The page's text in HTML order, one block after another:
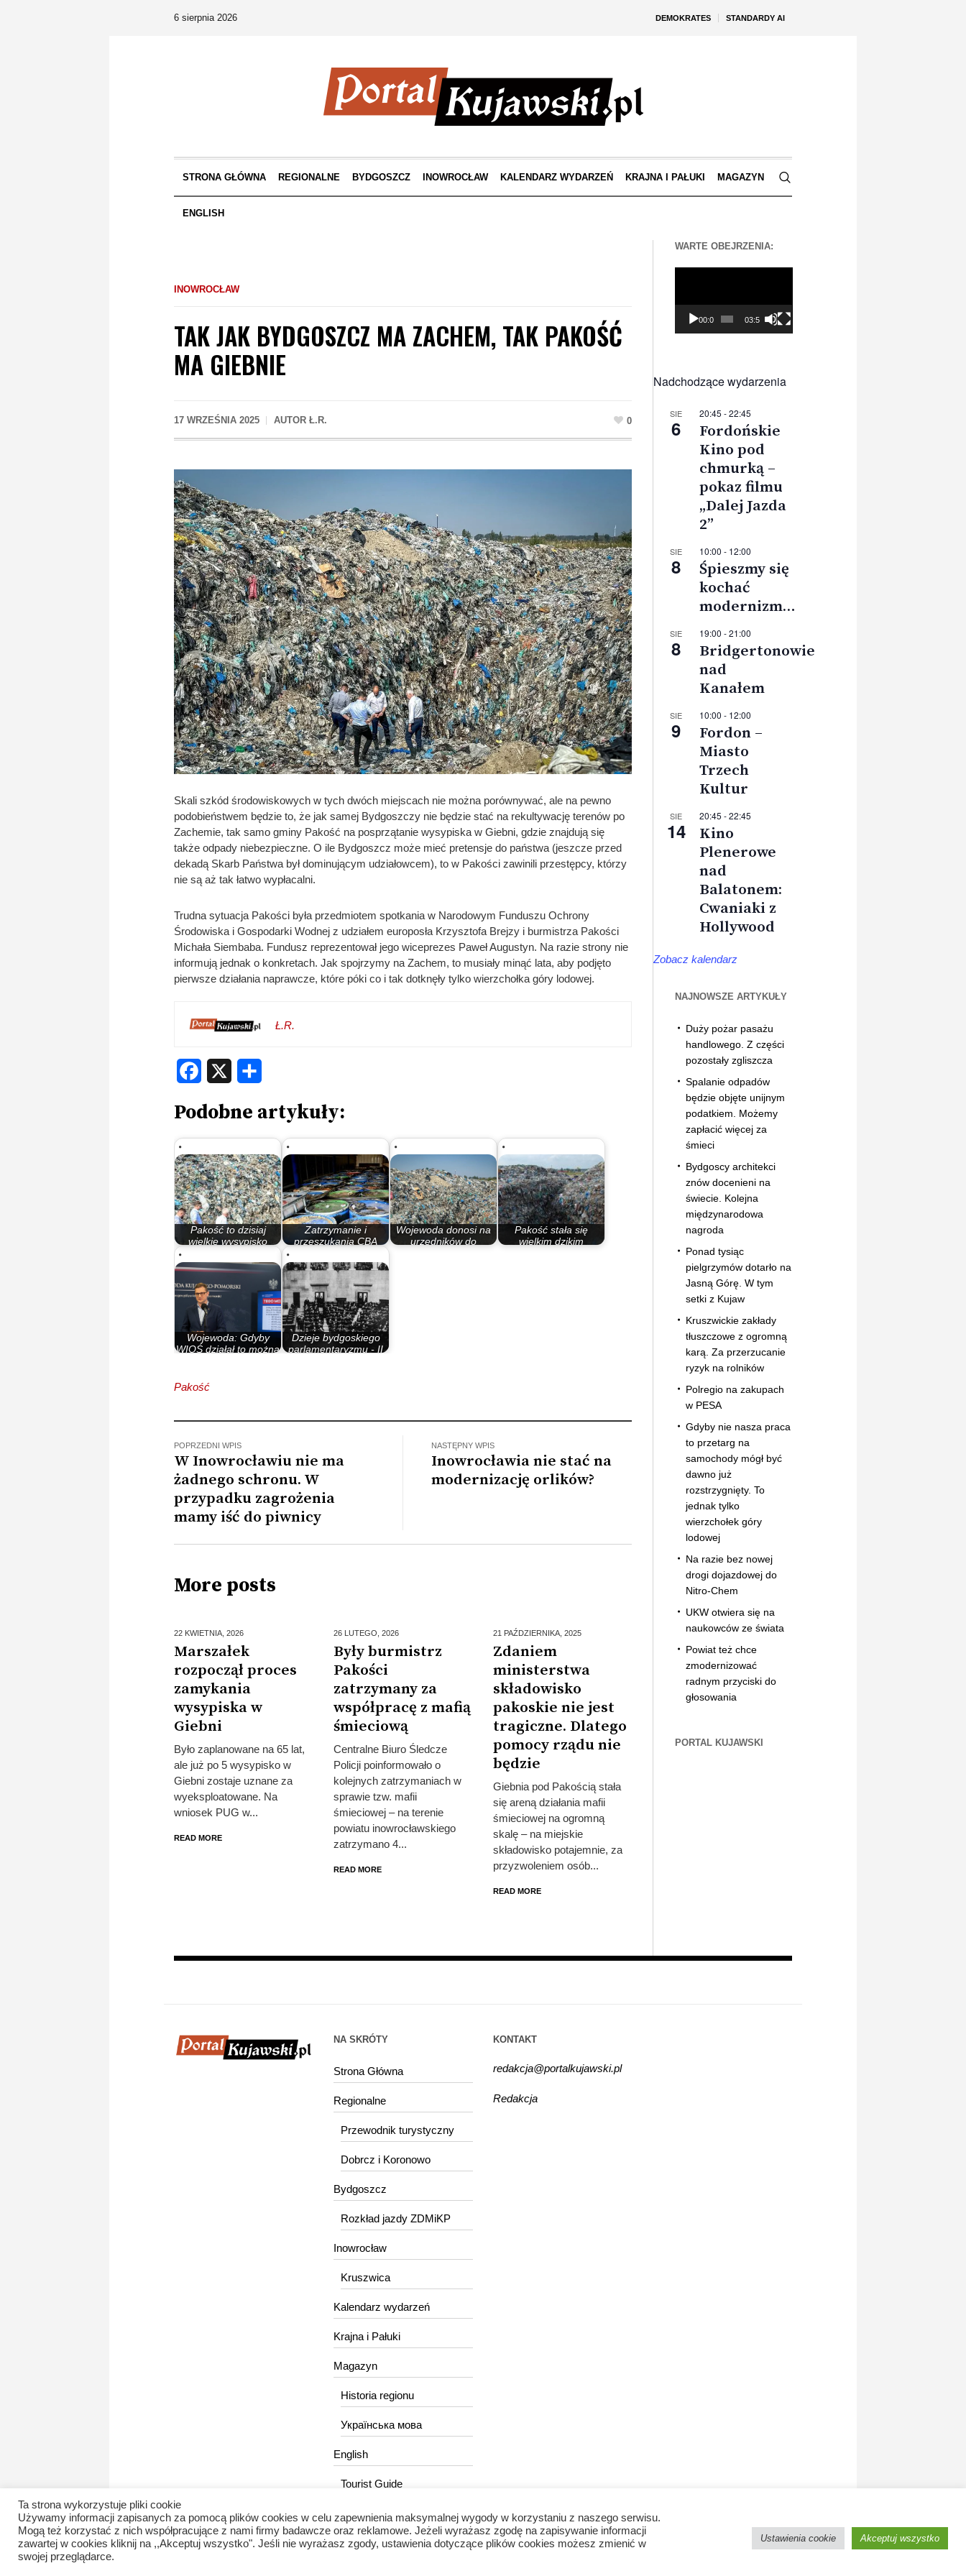
DEMOKRATES STANDARDY AI
6 sierpnia 2026
STRONA GŁÓWNA REGIONALNE BYDGOSZCZ INOWROCŁAW KALENDARZ WYDARZEŃ KRAJNA I PAŁUKI MAGAZYN
ENGLISH
INOWROCŁAW
TAK JAK BYDGOSZCZ MA ZACHEM, TAK PAKOŚĆ
MA GIEBNIE
17 WRZEŚNIA 2025 AUTOR Ł.R. 0
Skali szkód środowiskowych w tych dwóch miejscach nie można porównywać, ale na pewno
podobieństwem będzie to, że jak samej Bydgoszczy nie będzie stać na rekultywację terenów po
Zachemie, tak samo gminy Pakość na posprzątanie wysypiska w Giebni, gdzie znajdują się
także odpady niebezpieczne. O ile Bydgoszcz może mieć pretensje do państwa (jeszcze przed
dekadą Skarb Państwa był dominującym udziałowcem), to w Pakości zawinili przestępcy, którzy
nie są aż tak łatwo wypłacalni.
Trudna sytuacja Pakości była przedmiotem spotkania w Narodowym Funduszu Ochrony
Środowiska i Gospodarki Wodnej z udziałem europosła Krzysztofa Brejzy i burmistrza Pakości
Michała Siembaba. Fundusz reprezentował jego wiceprezes Paweł Augustyn. Na razie strony nie
informują jednak o konkretach. Jak spojrzymy na Zachem, to musiały minąć lata, aby podjęto
pierwsze działania naprawcze, które póki co i tak dotknęły tylko wierzchołka góry lodowej.
Ł.R.
Facebook
Podobne artykuły:
Pakość to dzisiaj
wielkie wysypisko
Zatrzymanie i
przeszukania CBA
wokół wysypiska w…
Wojewoda donosi na
urzędników do
Pakość stała się
wielkim dzikim
Wojewoda: Gdyby
WIOŚ działał to można
Dzieje bydgoskiego
parlamentaryzmu - II
Pakość
POPRZEDNI WPIS
W Inowrocławiu nie ma
żadnego schronu. W
przypadku zagrożenia
mamy iść do piwnicy
NASTĘPNY WPIS
Inowrocławia nie stać na
modernizację orlików?
More posts
22 KWIETNIA, 2026
Marszałek
rozpoczął proces
zamykania
wysypiska w
Giebni
Było zaplanowane na 65 lat,
ale już po 5 wysypisko w
Giebni zostaje uznane za
wyeksploatowane. Na
wniosek PUG w...
READ MORE
26 LUTEGO, 2026
Były burmistrz
Pakości
zatrzymany za
współpracę z mafią
śmieciową
Centralne Biuro Śledcze
Policji poinformowało o
kolejnych zatrzymaniach w
sprawie tzw. mafii
śmieciowej – na terenie
powiatu inowrocławskiego
zatrzymano 4...
READ MORE
21 PAŹDZIERNIKA, 2025
Zdaniem
ministerstwa
składowisko
pakoskie nie jest
tragiczne. Dlatego
pomocy rządu nie
będzie
Giebnia pod Pakością stała
się areną działania mafii
śmieciowej na ogromną
skalę – na miejskie
składowisko potajemnie, za
przyzwoleniem osób...
READ MORE
WARTE OBEJRZENIA:
00:00 03:56
Nadchodzące wydarzenia
SIE
6
20:45 -22:45
Fordońskie
Kino pod
chmurką –
pokaz filmu
„Dalej Jazda
2”
SIE
8
10:00 - 12:00
Śpieszmy się
kochać
modernizm…
SIE
8
19:00 -21:00
Bridgertonowie
nad
Kanałem
SIE
9
10:00 - 12:00
Fordon –
Miasto
Trzech
Kultur
SIE
14
20:45 -22:45
Kino
Plenerowe
nad
Balatonem:
Cwaniaki z
Hollywood
Zobacz kalendarz
NAJNOWSZE ARTYKUŁY
Duży pożar pasażu
handlowego. Z części
pozostały zgliszcza
Spalanie odpadów
będzie objęte unijnym
podatkiem. Możemy
zapłacić więcej za
śmieci
Bydgoscy architekci
znów docenieni na
świecie. Kolejna
międzynarodowa
nagroda
Ponad tysiąc
pielgrzymów dotarło na
Jasną Górę. W tym
setki z Kujaw
Kruszwickie zakłady
tłuszczowe z ogromną
karą. Za przerzucanie
ryzyk na rolników
Polregio na zakupach
w PESA
Gdyby nie nasza praca
to przetarg na
samochody mógł być
dawno już
rozstrzygnięty. To
jednak tylko
wierzchołek góry
lodowej
Na razie bez nowej
drogi dojazdowej do
Nitro-Chem
UKW otwiera się na
naukowców ze świata
Powiat też chce
zmodernizować
radnym przyciski do
głosowania
PORTAL KUJAWSKI
NA SKRÓTY
Strona Główna
Regionalne
Przewodnik turystyczny
Dobrcz i Koronowo
Bydgoszcz
Rozkład jazdy ZDMiKP
Inowrocław
Kruszwica
Kalendarz wydarzeń
Krajna i Pałuki
Magazyn
Historia regionu
Українська мова
English
Tourist Guide
KONTAKT
redakcja@portalkujawski.pl
Redakcja
Ta strona wykorzystuje pliki cookie
Używamy informacji zapisanych za pomocą plików cookies w celu zapewnienia maksymalnej wygody w korzystaniu z naszego serwisu.
Mogą też korzystać z nich współpracujące z nami firmy badawcze oraz reklamowe. Jeżeli wyrażasz zgodę na zapisywanie informacji
zawartej w cookies kliknij na ,,Akceptuj wszystko". Jeśli nie wyrażasz zgody, ustawienia dotyczące plików cookies możesz zmienić w
swojej przeglądarce.
Ustawienia cookie Akceptuj wszystko